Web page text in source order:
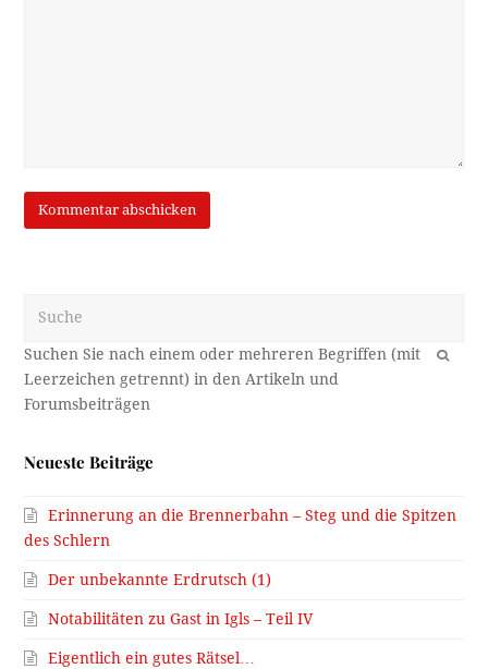
OK
Neueste Beiträge
Erinnerung an die Brennerbahn – Steg und die Spitzen
des Schlern
Der unbekannte Erdrutsch (1)
Notabilitäten zu Gast in Igls – Teil IV
Eigentlich ein gutes Rätsel…